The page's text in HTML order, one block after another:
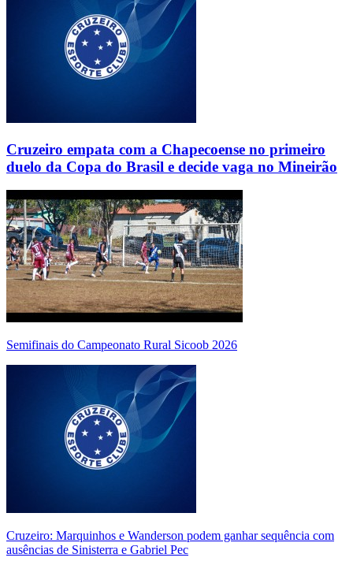
Cruzeiro empata com a Chapecoense no primeiro
duelo da Copa do Brasil e decide vaga no Mineirão
Semifinais do Campeonato Rural Sicoob 2026
Cruzeiro: Marquinhos e Wanderson podem ganhar sequência com
ausências de Sinisterra e Gabriel Pec